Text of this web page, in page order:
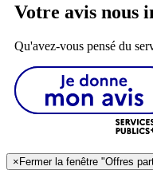
Votre avis nous
Qu'avez-vous pensé du
×Fermer la fenêtre "Offres